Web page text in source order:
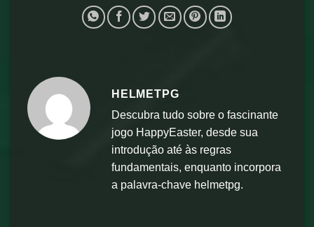
HELMETPG
Descubra tudo sobre o fascinante
jogo HappyEaster, desde sua
introdução até às regras
fundamentais, enquanto incorpora
a palavra-chave helmetpg.